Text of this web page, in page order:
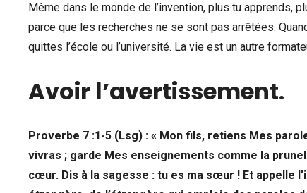
Même dans le monde de l’invention, plus tu apprends,
parce que les recherches ne se sont pas arrêtées.
quittes l’école ou l’université. La vie est un autre
Avoir l’avertissement.
Proverbe 7 :1-5 (Lsg) : « Mon fils, retiens Mes
vivras ; garde Mes enseignements comme la
cœur. Dis à la sagesse : tu es ma sœur ! Et appelle